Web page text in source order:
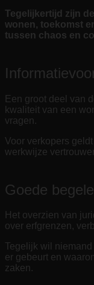
Tegelijkertijd zijn
wonen, toekomst
tussen chaos en
Een groot deel van
kwaliteit van een
vragen.
Voor verkopers
werkwijze
Goede
Het overzien van
over erfgrenzen,
Tegelijk wil
er gebeurt en
zaken.